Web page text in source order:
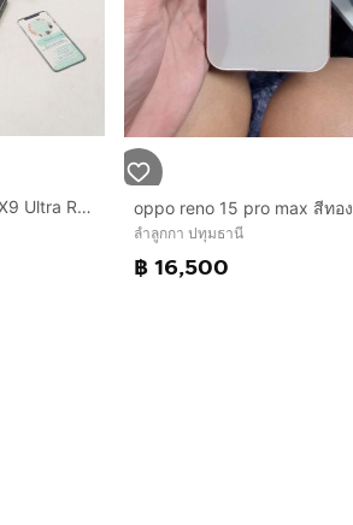
ขาย เทิร์น Oppo Find X9 Ultra Ram 16 Rom 1TB ศูนย์ไทย สภาพใหม่เอี่ยม อุปกรณ์ครบยกกล่อง พร้อมชุดกล้อง เพียง 45,990 บาท เท่านั้น ครับ oppo reno 15 pro max สีทอง
ลำลูกกา ปทุมธานี
฿ 16,500